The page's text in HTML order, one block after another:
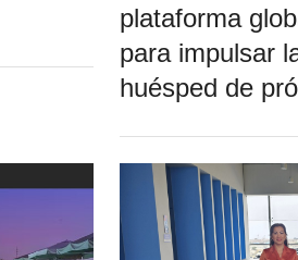
plataforma
para impulsar
huésped de